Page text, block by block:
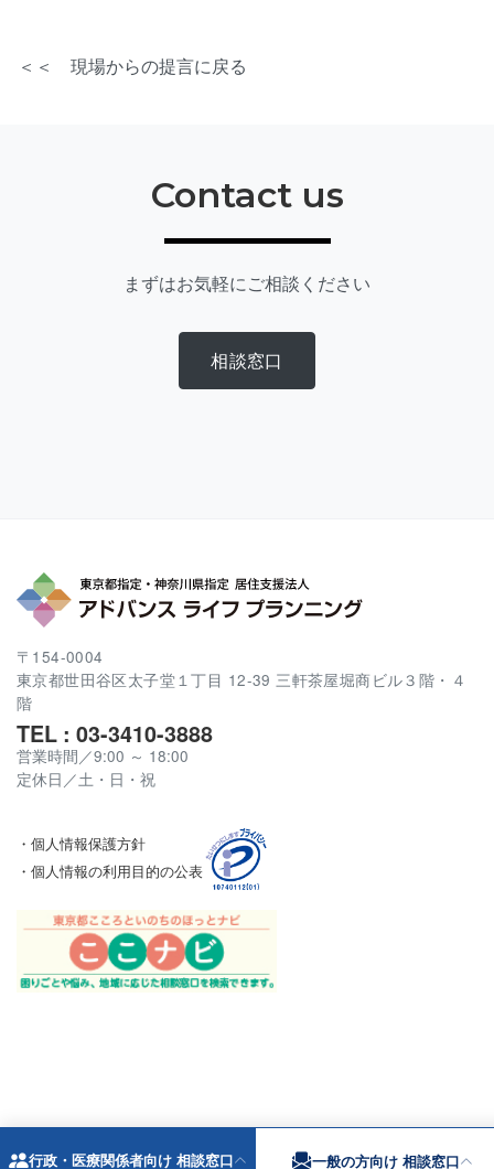
＜＜ 現場からの提言に戻る
Contact us
まずはお気軽にご相談ください
相談窓口
〒154-0004
東京都世田谷区太子堂１丁目 12-39 三軒茶屋堀商ビル３階・４
階
TEL : 03-3410-3888
営業時間／9:00 ～ 18:00
定休日／土・日・祝
・個人情報保護方針
・個人情報の利用目的の公表
行政・医療関係者向け 相談窓口 一般の方向け 相談窓口